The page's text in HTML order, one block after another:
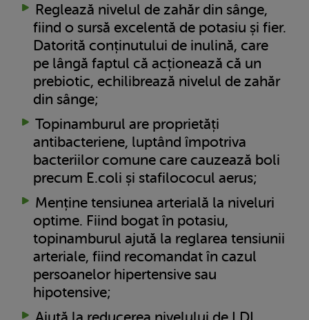
Reglează nivelul de zahăr din sânge,
fiind o sursă excelentă de potasiu și fier.
Datorită conținutului de inulină, care
pe lângă faptul că acționează că un
prebiotic, echilibrează nivelul de zahăr
din sânge;
Topinamburul are proprietăți
antibacteriene, luptând împotriva
bacteriilor comune care cauzează boli
precum E.coli și stafilococul aerus;
Menține tensiunea arterială la niveluri
optime. Fiind bogat în potasiu,
topinamburul ajută la reglarea tensiunii
arteriale, fiind recomandat în cazul
persoanelor hipertensive sau
hipotensive;